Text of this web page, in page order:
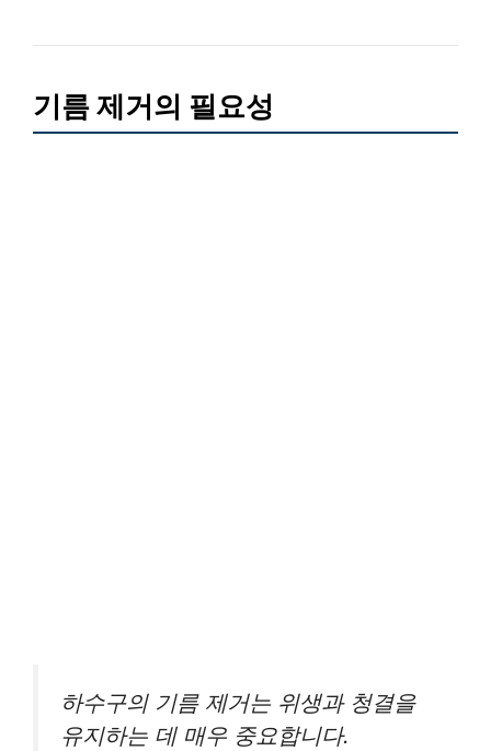
기름 제거의 필요성
하수구의 기름 제거는 위생과 청결을
유지하는 데 매우 중요합니다.